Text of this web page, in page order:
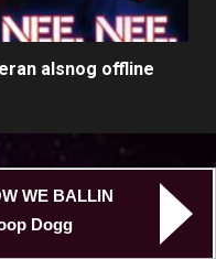
alsnog offline
to the jamz,
on and pump up
WE BALLIN
Dogg